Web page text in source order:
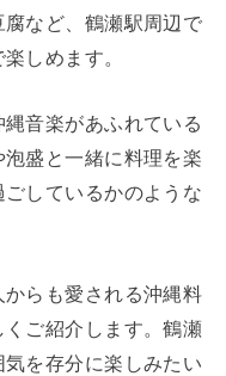
など、鶴瀬駅周辺で
しめます。
音楽があふれている
盛と一緒に料理を楽
しているかのような
らも愛される沖縄料
ご紹介します。鶴瀬
を存分に楽しみたい